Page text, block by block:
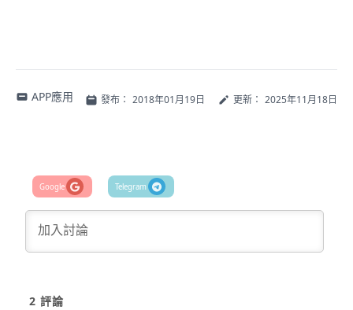
APP應用 發布： 2018年01月19日 更新： 2025年11月18日
2 評論